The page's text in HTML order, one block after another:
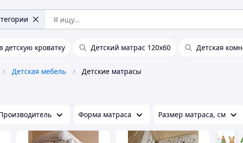
детскую кроватку Детский матрас 120х60 Детская
Детская мебель Детские матрасы
Форма матраса Размер матраса, см